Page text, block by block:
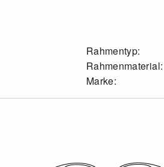
Rahmentyp:
Rahmenmaterial:
Marke: